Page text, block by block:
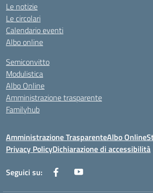
Le notizie
Le circolari
Calendario eventi
Albo online
Semiconvitto
Modulistica
Albo Online
Amministrazione trasparente
Familyhub
Amministrazione TrasparenteAlbo Online
Privacy PolicyDichiarazione di accessibilità
Seguici su: